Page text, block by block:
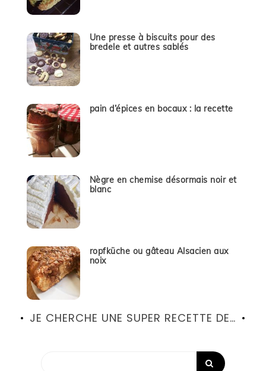
Une presse à biscuits pour des
bredele et autres sablés
pain d’épices en bocaux : la recette
Nègre en chemise désormais noir et
blanc
ropfküche ou gâteau Alsacien aux
noix
JE CHERCHE UNE SUPER RECETTE DE…